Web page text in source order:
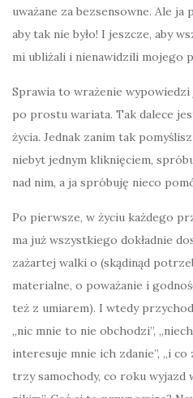
uważane za bezsensowne. Ale
aby tak nie było! I jeszcze, aby
mi ubliżali i nienawidzili mojego
Sprawia to wrażenie wypowiedzi
po prostu wariata. Tak dalece
życia. Jednak zanim tak
niebyt jednym kliknięciem,
nad nim, a ja spróbuję nieco
Po pierwsze, w życiu każdego
ma już wszystkiego dokładnie
zażartej walki o (skądinąd
materialne, o poważanie i
też z umiarem). I wtedy
„nic mnie to nie obchodzi”,
interesuje mnie ich zdanie”, „i co
trzy samochody, co roku wyjazd